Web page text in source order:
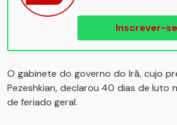
Inscrever-se
O gabinete do governo do Irã, cujo
Pezeshkian, declarou 40 dias de luto
de feriado geral.